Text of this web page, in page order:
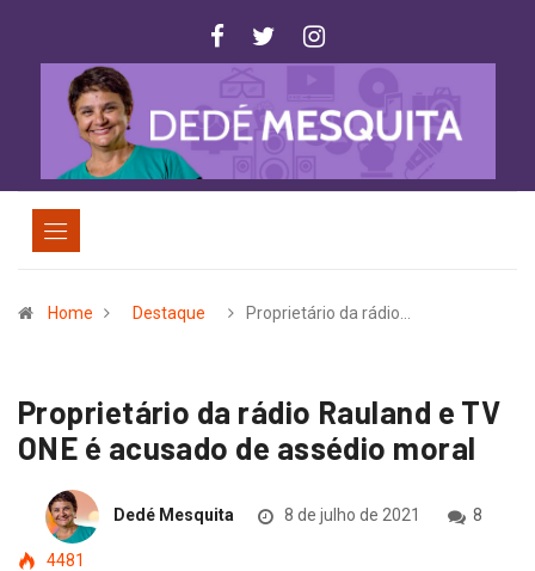
Home Destaque Proprietário da rádio…
Proprietário da rádio Rauland e TV
ONE é acusado de assédio moral
Dedé Mesquita 8 de julho de 2021 8
4481